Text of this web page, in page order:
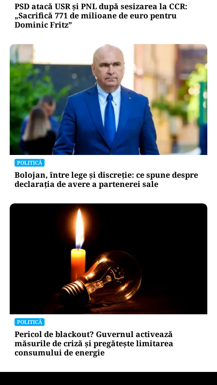
PSD atacă USR și PNL după sesizarea la CCR:
„Sacrifică 771 de milioane de euro pentru
Dominic Fritz”
POLITICĂ
Bolojan, între lege și discreție: ce spune despre
declarația de avere a partenerei sale
POLITICĂ
Pericol de blackout? Guvernul activează
măsurile de criză și pregătește limitarea
consumului de energie